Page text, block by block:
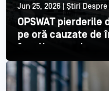
Jun 25, 2026 | Știri
OPSWAT
pe oră cauzate de
funcționare ale
semiconductori
Citește mai mult